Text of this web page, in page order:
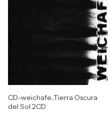
CD-weichafe...Tierra Oscura
del Sol 2CD